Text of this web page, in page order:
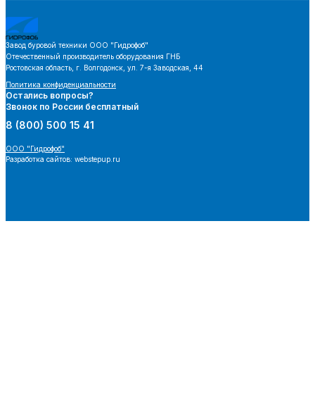
Завод буровой техники ООО "Гидрофоб"
Отечественный производитель оборудования ГНБ
Ростовская область, г. Волгодонск, ул. 7-я Заводская, 44
Политика конфиденциальности
Остались вопросы?
Звонок по России бесплатный
8 (800) 500 15 41
ООО "Гидрофоб"
Разработка сайтов: webstepup.ru